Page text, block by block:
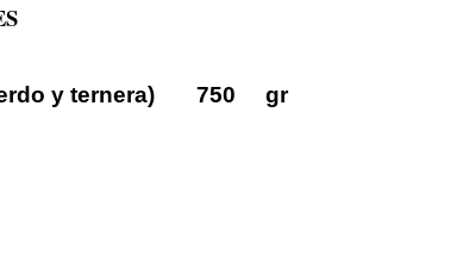
y ternera) 750 gr